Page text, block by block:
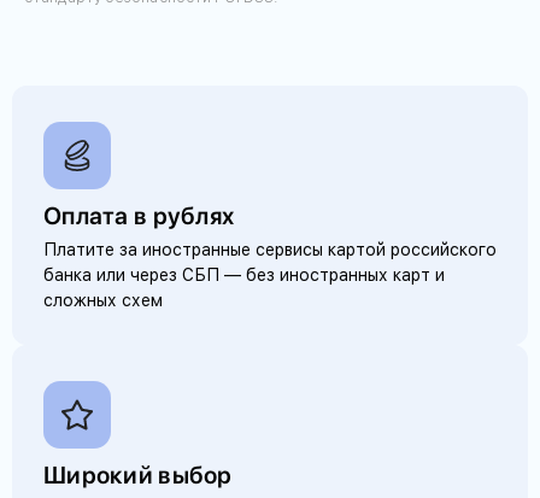
Оплата в рублях
Платите за иностранные сервисы картой российского
банка или через СБП — без иностранных карт и
сложных схем
Широкий выбор